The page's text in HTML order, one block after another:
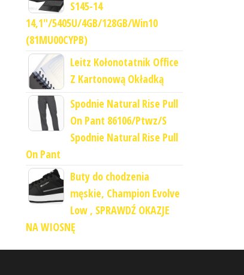
S145-14
14,1"/5405U/4GB/128GB/Win10
(81MU00CYPB)
Leitz Kołonotatnik Office
Z Kartonową Okładką
Spodnie Natural Rise Pull
On Pant 86106/Ptwz/S
Spodnie Natural Rise Pull
On Pant
Buty do chodzenia
męskie, Champion Evolve
Low , SPRAWDŹ OKAZJE
NA WIOSNĘ